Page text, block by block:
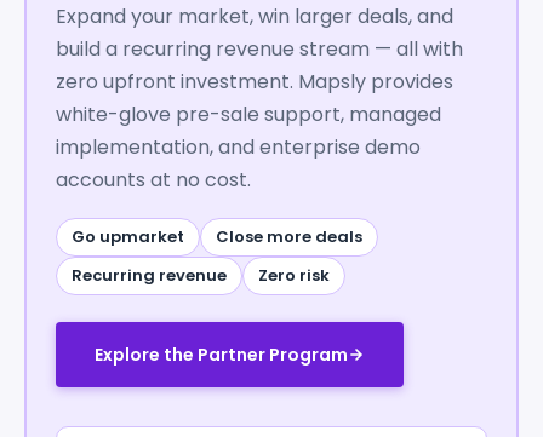
Expand your market, win larger deals, and
build a recurring revenue stream — all with
zero upfront investment. Mapsly provides
white-glove pre-sale support, managed
implementation, and enterprise demo
accounts at no cost.
Go upmarket
Close more deals
Recurring revenue
Zero risk
Explore the Partner Program